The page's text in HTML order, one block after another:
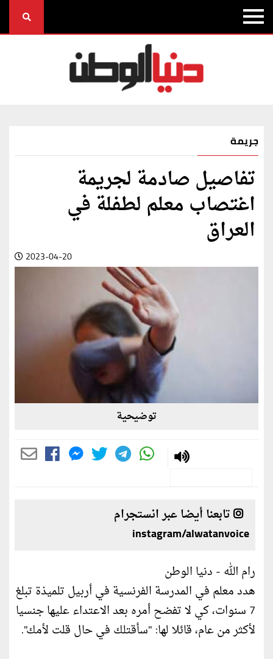
جريمة
تفاصيل صادمة لجريمة
اغتصاب معلم لطفلة في
العراق
2023-04-20
توضيحية
تابعنا أيضا عبر انستجرام
instagram/alwatanvoice
رام الله - دنيا الوطن
هدد معلم في المدرسة الفرنسية في أربيل تلميذة تبلغ
7 سنوات، كي لا تفضح أمره بعد الاعتداء عليها جنسيا
لأكثر من عام، قائلا لها: "سأقتلك في حال قلت لأمك".